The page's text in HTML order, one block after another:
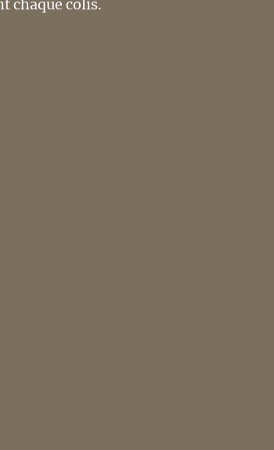
chaque colis.